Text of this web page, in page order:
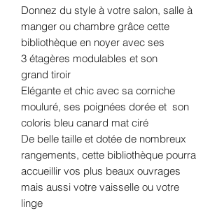
Donnez du style à votre salon, salle à
manger ou chambre grâce cette
bibliothèque en noyer avec ses
3 étagères modulables et son
grand tiroir
Elégante et chic avec sa corniche
mouluré, ses poignées dorée et son
coloris bleu canard mat ciré
De belle taille et dotée de nombreux
rangements, cette bibliothèque pourra
accueillir vos plus beaux ouvrages
mais aussi votre vaisselle ou votre
linge